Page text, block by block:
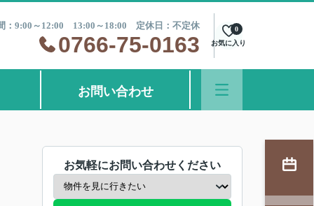
：9:00～12:00 13:00～18:00 定休日：不定休
0766-75-0163 お気に入り
0
お問い合わせ
お気軽にお問い合わせください